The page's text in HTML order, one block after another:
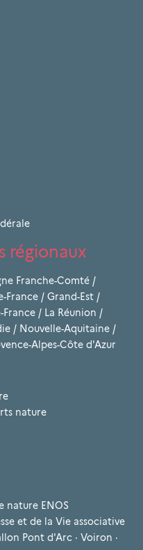
régionaux
Franche-Comté /
France / Grand-Est /
France / La Réunion /
/ Nouvelle-Aquitaine /
Alpes-Côte d'Azur
nature
nature ENOS
et de la Vie associative
Pont d'Arc · Voiron ·